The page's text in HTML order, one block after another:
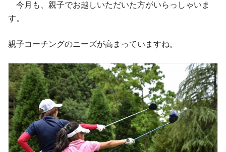
今月も、親子でお越しいただいた方がいらっしゃいま
す。
親子コーチングのニーズが高まっていますね。